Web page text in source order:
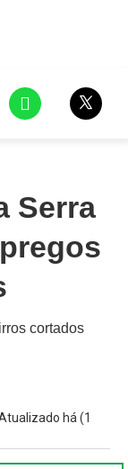
Serra
cortados
há (1